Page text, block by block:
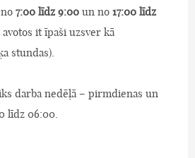
7:00 līdz 9:00 un no 17:00 līdz
avotos it īpaši uzsver kā
stundas).
darba nedēļā – pirmdienas un
līdz 06:00.